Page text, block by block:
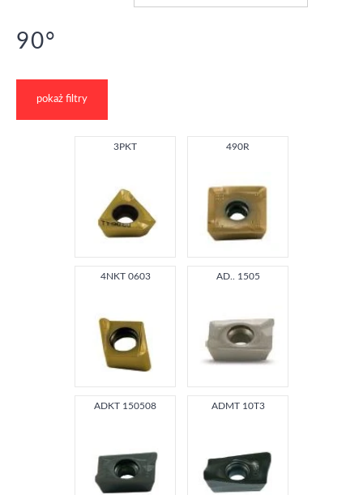
90°
pokaż filtry
3PKT 490R
4NKT 0603 AD.. 1505
ADKT 150508 ADMT 10T3